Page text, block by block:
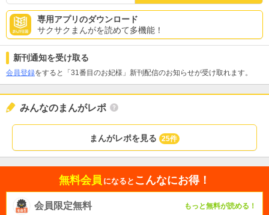
専用アプリのダウンロード
サクサクまんがを読めて多機能！
新刊通知を受け取る
会員登録をすると「31番目のお妃様」新刊配信のお知らせが受け取れます。
みんなのまんがレポ
まんがレポを見る 25件
無料会員 になると こんなにお得！
会員限定無料 もっと無料が読める！